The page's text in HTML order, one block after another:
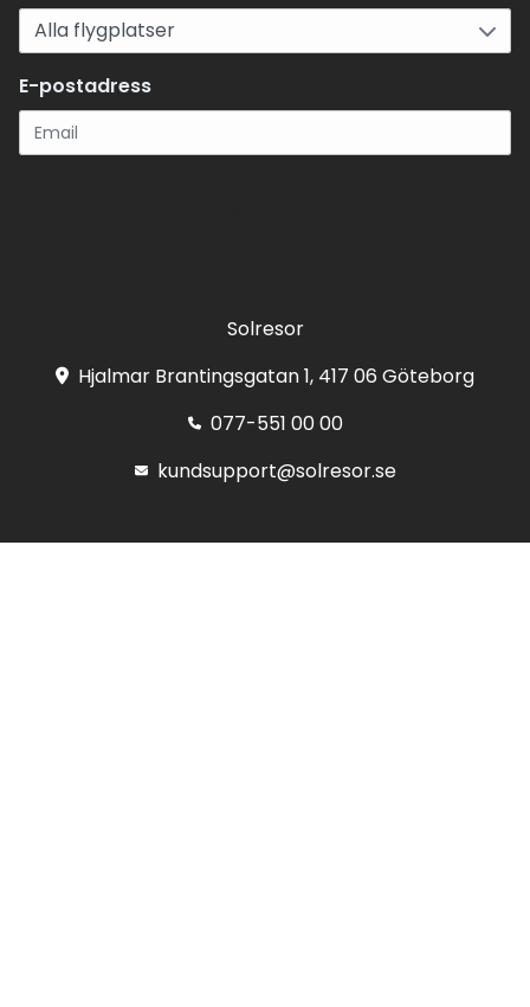
E-postadress
Solresor
Hjalmar Brantingsgatan 1, 417 06 Göteborg
077-551 00 00
kundsupport@solresor.se